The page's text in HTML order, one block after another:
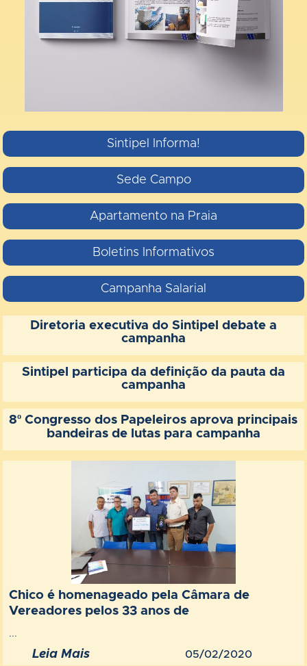
Sintipel Informa!
Sede Campo
Apartamento na Praia
Boletins Informativos
Campanha Salarial
Diretoria executiva do Sintipel debate a
campanha
Sintipel participa da definição da pauta da
campanha
8º Congresso dos Papeleiros aprova principais
bandeiras de lutas para campanha
Chico é homenageado pela Câmara de
Vereadores pelos 33 anos de
...
Leia Mais 05/02/2020